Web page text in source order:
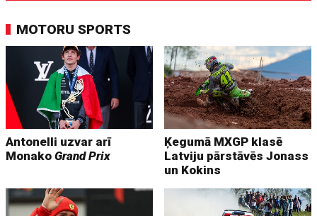
MOTORU SPORTS
Antonelli uzvar arī
MonakoGrand Prix
Ķegumā MXGP klasē
Latviju pārstāvēs Jonass
un Kokins